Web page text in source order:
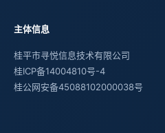
主体信息
桂平市寻悦信息技术有限公司
桂ICP备14004810号-4
桂公网安备45088102000038号